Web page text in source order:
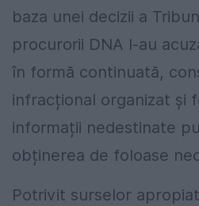
baza unei decizii a
procurorii DNA l-au
în formă continuată,
infracțional organizat și
informații nedestinate
obținerea de foloase
Potrivit surselor